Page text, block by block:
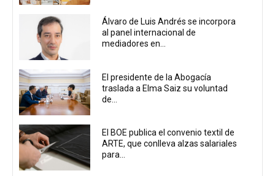
Álvaro de Luis Andrés se incorpora
al panel internacional de
mediadores en...
El presidente de la Abogacía
traslada a Elma Saiz su voluntad
de...
El BOE publica el convenio textil de
ARTE, que conlleva alzas salariales
para...